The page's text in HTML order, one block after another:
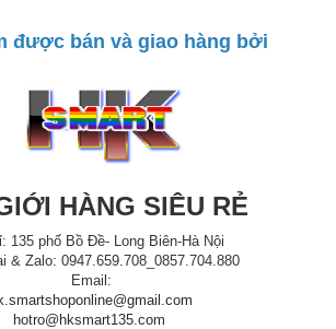
được bán và giao hàng bởi
HÀNG SIÊU RẺ
135 phố Bồ Đề- Long Biên-Hà Nội
& Zalo: 0947.659.708_0857.704.880
Email:
hotro@hksmart135.com